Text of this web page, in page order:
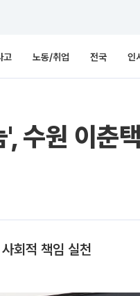
고 노동/취업 전국 인
수원 이춘
회적 책임 실천